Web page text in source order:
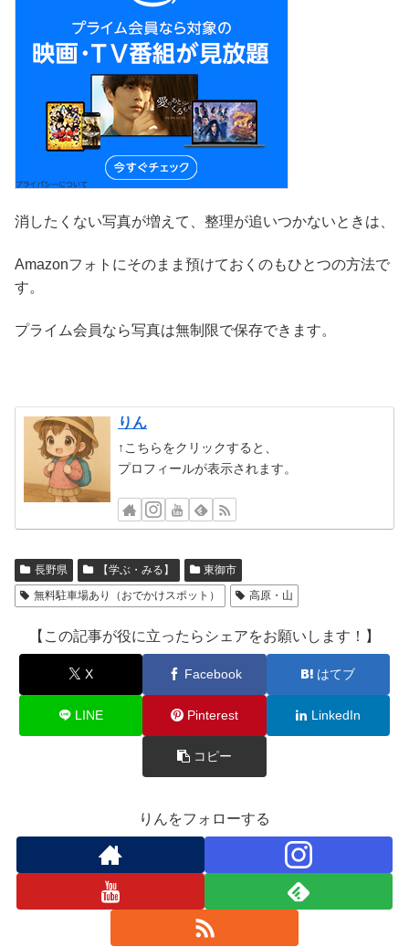
消したくない写真が増えて、整理が追いつかないときは、
Amazonフォトにそのまま預けておくのもひとつの方法で
す。
プライム会員なら写真は無制限で保存できます。
りん
↑こちらをクリックすると、
プロフィールが表示されます。
長野県 【学ぶ・みる】
東御市
無料駐車場あり（おでかけスポット）
高原・山
【この記事が役に立ったらシェアをお願いします！】
X Facebook はてブ
LINE Pinterest LinkedIn
コピー
りんをフォローする